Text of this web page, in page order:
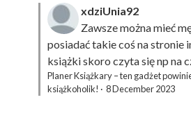
xdziUnia92
Zawsze można mieć
posiadać takie coś na stronie
książki skoro czyta się np na
Planer Książkary – ten gadżet
książkoholik! · 8 December 2023